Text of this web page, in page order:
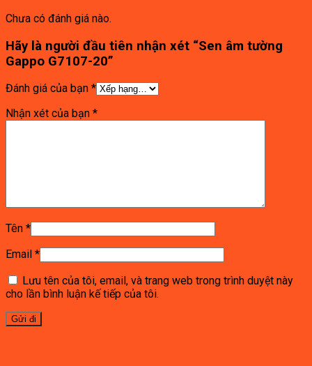
Chưa có đánh giá nào.
Hãy là người đầu tiên nhận xét “Sen âm tường
Gappo G7107-20”
Đánh giá của bạn *
Nhận xét của bạn *
Tên *
Email *
Lưu tên của tôi, email, và trang web trong trình duyệt này
cho lần bình luận kế tiếp của tôi.